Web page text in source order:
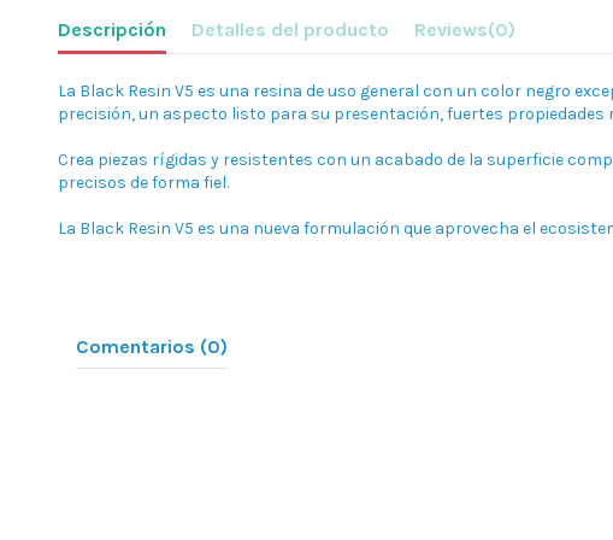
Descripción Detalles del producto Reviews(0)
La Black Resin V5 es una resina de uso general con un color negro
precisión, un aspecto listo para su presentación, fuertes
Crea piezas rígidas y resistentes con un acabado de la superficie
precisos de forma fiel.
La Black Resin V5 es una nueva formulación que aprovecha el
Comentarios (0)